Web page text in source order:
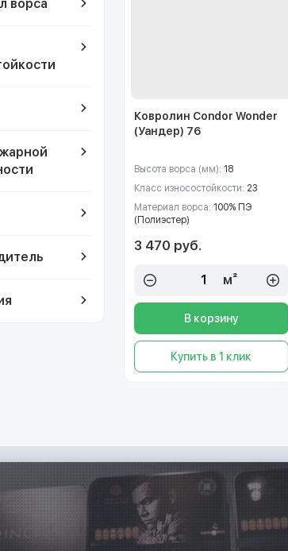
ворса
Ковролин Condor Wonder
(Уандер) 76
Высота ворса (мм): 18
Класс износостойкости: 23
Материал ворса: 100% ПЭ
(Полиэстер)
3 470 руб.
м²
В корзину
Купить в 1 клик